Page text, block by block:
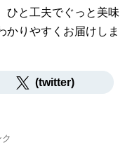
ひと工夫でぐっと美味
かりやすくお届けしま
(twitter)